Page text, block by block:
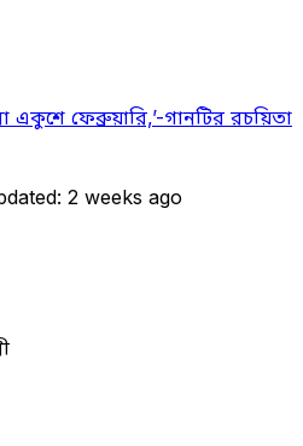
একুশে ফেব্রুয়ারি,’-গানটির রচয়িতা
2 weeks ago